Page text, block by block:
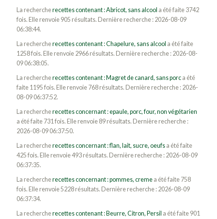
La rechercherecettes contenant : Abricot, sans alcool a été faite 3742
fois. Elle renvoie 905 résultats. Dernière recherche : 2026-08-09
06:38:44.
La rechercherecettes contenant : Chapelure, sans alcool a été faite
1258 fois. Elle renvoie 2966 résultats. Dernière recherche : 2026-08-
09 06:38:05.
La rechercherecettes contenant : Magret de canard, sans porca été
faite 1195 fois. Elle renvoie 768 résultats. Dernière recherche : 2026-
08-09 06:37:52.
La rechercherecettes concernant : epaule, porc, four, non végétarien
a été faite 731 fois. Elle renvoie 89 résultats. Dernière recherche :
2026-08-09 06:37:50.
La rechercherecettes concernant : flan, lait, sucre, oeufsa été faite
425 fois. Elle renvoie 493 résultats. Dernière recherche : 2026-08-09
06:37:35.
La rechercherecettes concernant : pommes, cremea été faite 758
fois. Elle renvoie 5228 résultats. Dernière recherche : 2026-08-09
06:37:34.
La rechercherecettes contenant : Beurre, Citron, Persil a été faite 901